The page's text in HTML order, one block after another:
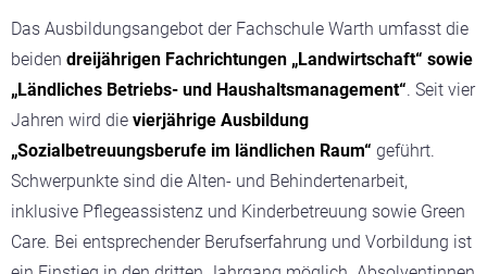
Das Ausbildungsangebot der Fachschule Warth umfasst die
beiden dreijährigen Fachrichtungen „Landwirtschaft“ sowie
„Ländliches Betriebs- und Haushaltsmanagement“. Seit vier
Jahren wird die vierjährige Ausbildung
„Sozialbetreuungsberufe im ländlichen Raum“ geführt.
Schwerpunkte sind die Alten- und Behindertenarbeit,
inklusive Pflegeassistenz und Kinderbetreuung sowie Green
Care. Bei entsprechender Berufserfahrung und Vorbildung ist